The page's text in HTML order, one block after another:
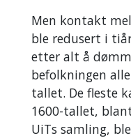
Men kontakt
ble redusert i
etter alt å
befolkningen
tallet. De fleste
1600-tallet,
UiTs samling,